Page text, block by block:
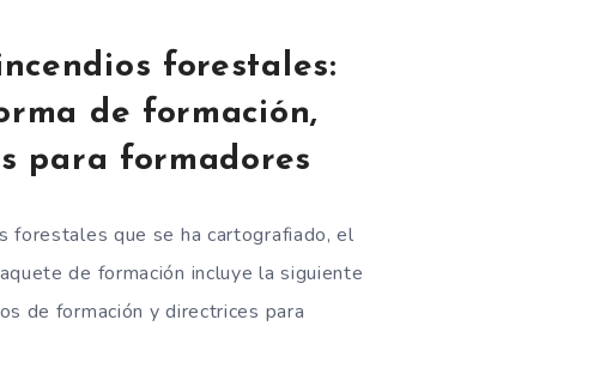
forestales:
de formación,
para formadores
forestales que se ha cartografiado, el
de formación incluye la siguiente
de formación y directrices para